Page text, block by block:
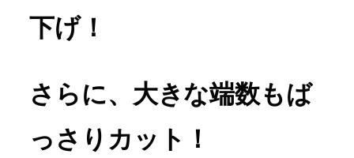
下げ！
さらに、大きな端数もば
っさりカット！